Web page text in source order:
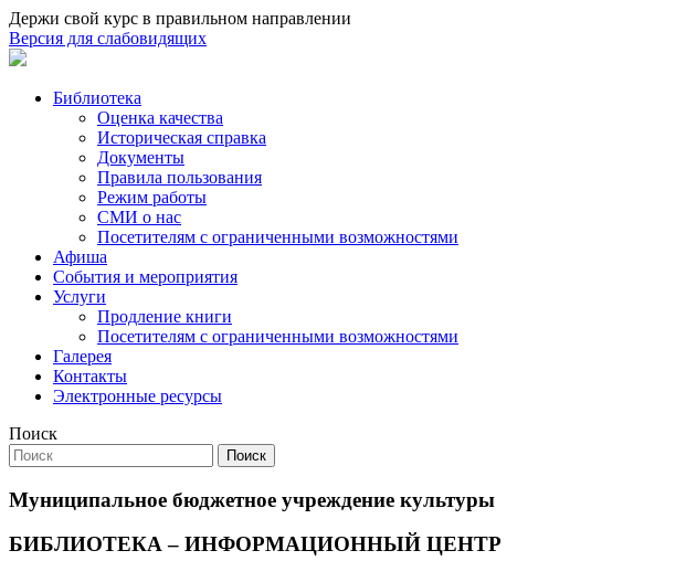
Держи свой курс в правильном направлении
Версия для слабовидящих
Библиотека
Оценка качества
Историческая справка
Документы
Правила пользования
Режим работы
СМИ о нас
Посетителям с ограниченными возможностями
Афиша
События и мероприятия
Услуги
Продление книги
Посетителям с ограниченными возможностями
Галерея
Контакты
Электронные ресурсы
Поиск
Поиск
Муниципальное бюджетное учреждение культуры
БИБЛИОТЕКА – ИНФОРМАЦИОННЫЙ ЦЕНТР